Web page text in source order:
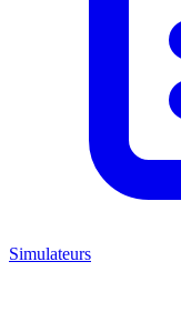
Simulateurs